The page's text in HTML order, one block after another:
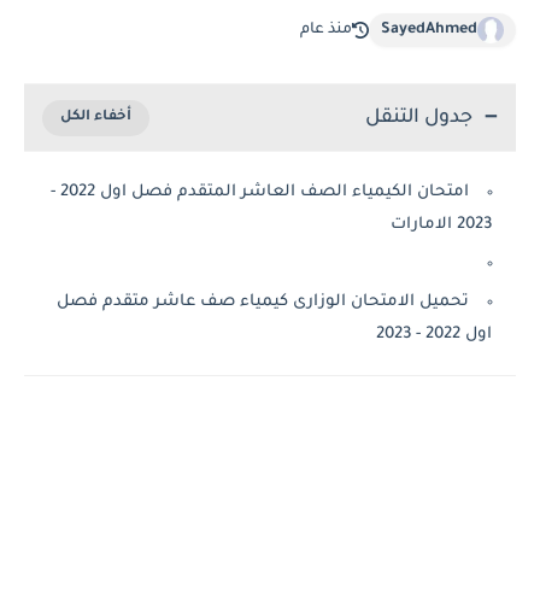
SayedAhmed منذ عام
جدول التنقل
امتحان الكيمياء الصف العاشر المتقدم فصل اول 2022 -
تحميل الامتحان الوزارى كيمياء صف عاشر متقدم فصل